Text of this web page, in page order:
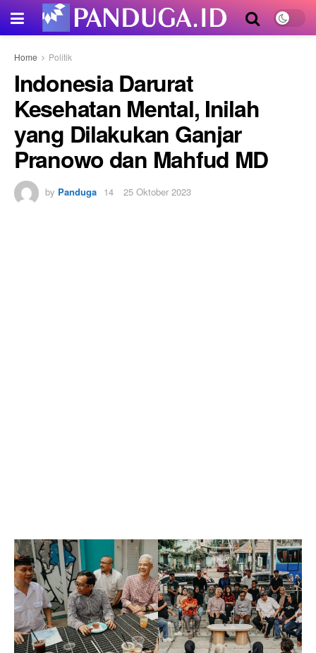
Home Politik
Indonesia Darurat
Kesehatan Mental, Inilah
yang Dilakukan Ganjar
Pranowo dan Mahfud MD
by Panduga 25 Oktober 2023